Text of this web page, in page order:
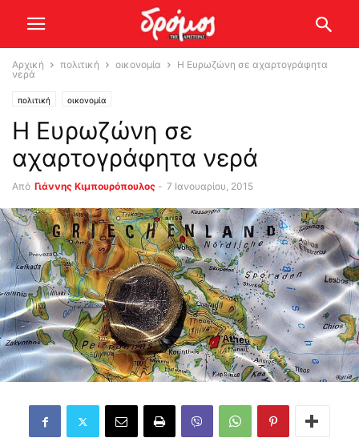
Αρχική πολιτική οικονομία
Η Ευρωζώνη σε αχαρτογράφητα
νερά
πολιτική οικονομία
Η Ευρωζώνη σε
αχαρτογράφητα νερά
Από Γιάννης Κιμπουρόπουλος - 7 Ιανουαρίου, 2015